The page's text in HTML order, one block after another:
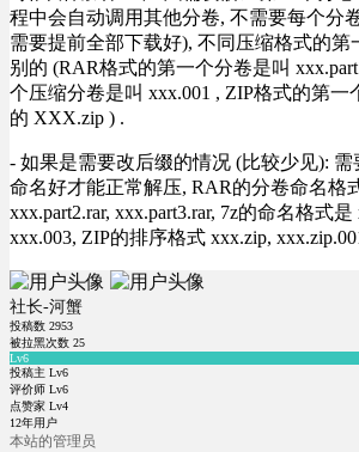
程中会自动调用其他分卷, 不需要每个分
需要提前全部下载好), 不同压缩格式的第
别的 (RAR格式的第一个分卷是叫
个压缩分卷是叫 xxx.001 , ZIP格式的第一
的 XXX.zip ) .
- 如果是需要改后缀的情况 (比较少见):
命名好才能正常解压, RAR的分卷命名格
xxx.part2.rar, xxx.part3.rar, 7z的命名格式
xxx.003, ZIP的排序格式 xxx.zip,
社长-河蟹
投稿数 2953
被拉黑次数 25
Lv6
投稿主 Lv6
评价师 Lv6
点赞家 Lv4
12年用户
本站的管理员